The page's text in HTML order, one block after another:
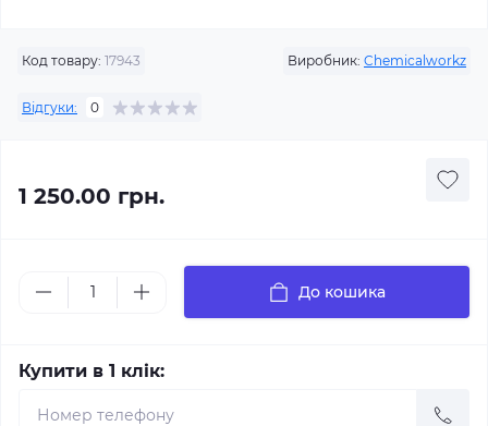
Код товару: 17943 Виробник: Chemicalworkz
Відгуки: 0
1 250.00 грн.
До кошика
Купити в 1 клік: